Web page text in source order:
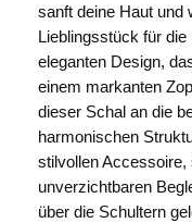
sanft deine Haut und
Lieblingsstück für
eleganten Design,
einem markanten
dieser Schal an die
harmonischen
stilvollen Accessoire,
unverzichtbaren
über die Schultern